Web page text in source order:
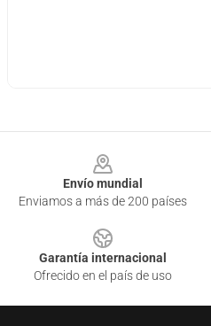
Envío mundial
Enviamos a más de 200 países
Garantía internacional
Ofrecido en el país de uso